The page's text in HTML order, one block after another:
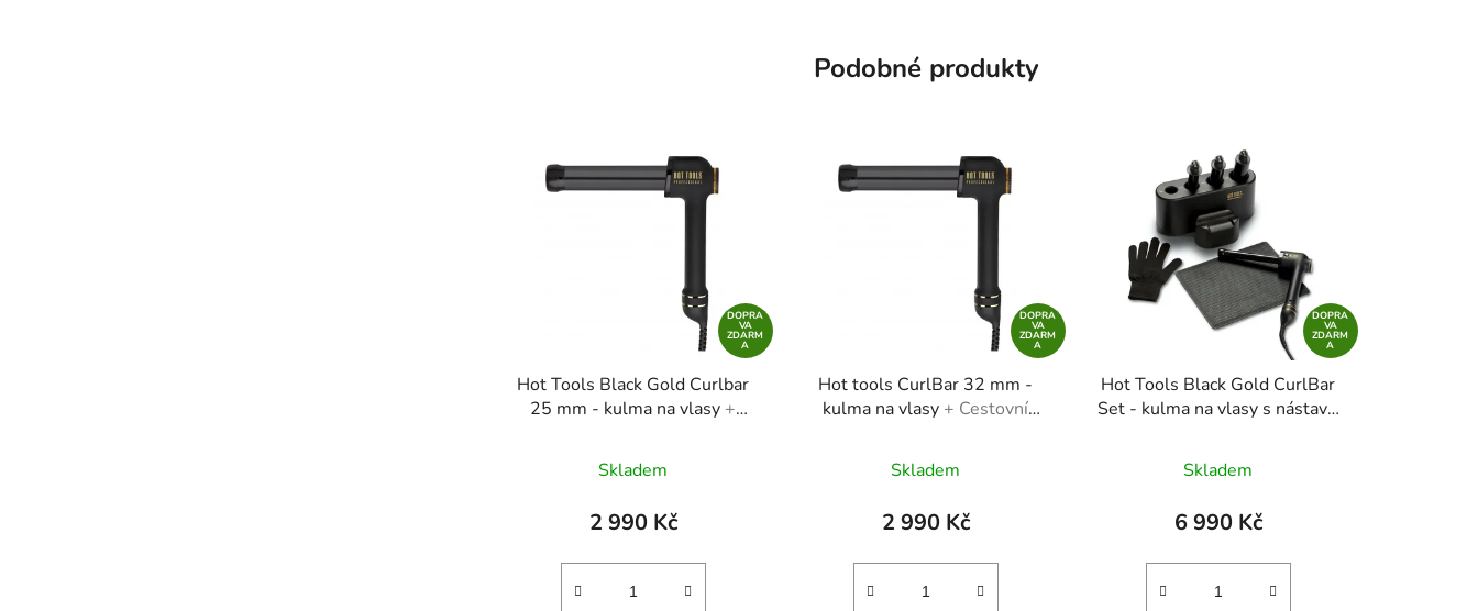
Podobné produkty
DOPRA
VA
ZDARM
A
Hot Tools Black Gold Curlbar
25 mm - kulma na vlasy +
tonika
Skladem
2 990 Kč
DOPRA
VA
ZDARM
A
Hot tools CurlBar 32 mm -
kulma na vlasy + Cestovní
Skladem
2 990 Kč
DOPRA
VA
ZDARM
A
Hot Tools Black Gold CurlBar
Set - kulma na vlasy s nástavci
tonika
Skladem
6 990 Kč